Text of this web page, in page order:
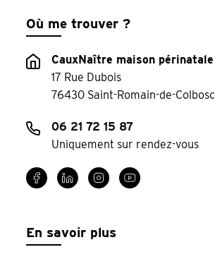
Où me trouver ?
CauxNaître maison périnatale
17 Rue Dubois
76430 Saint-Romain-de-Colbosc
06 21 72 15 87
Uniquement sur rendez-vous
En savoir plus